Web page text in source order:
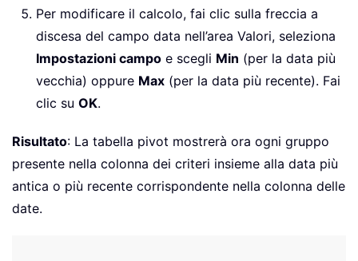
Per modificare il calcolo, fai clic sulla freccia a
discesa del campo data nell’area Valori, seleziona
Impostazioni campo e scegli Min (per la data più
vecchia) oppure Max (per la data più recente). Fai
clic su OK.
Risultato: La tabella pivot mostrerà ora ogni gruppo
presente nella colonna dei criteri insieme alla data più
antica o più recente corrispondente nella colonna delle
date.